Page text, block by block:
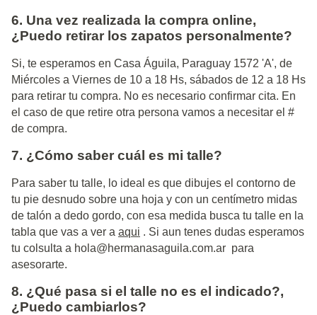
6. Una vez realizada la compra online,
¿Puedo retirar los zapatos personalmente?
Si, te esperamos en Casa Águila, Paraguay 1572 'A', de
Miércoles a Viernes de 10 a 18 Hs, sábados de 12 a 18 Hs
para retirar tu compra. No es necesario confirmar cita. En
el caso de que retire otra persona vamos a necesitar el #
de compra.
7. ¿Cómo saber cuál es mi talle?
Para saber tu talle, lo ideal es que dibujes el contorno de
tu pie desnudo sobre una hoja y con un centímetro midas
de talón a dedo gordo, con esa medida busca tu talle en la
tabla que vas a ver a aqui . Si aun tenes dudas esperamos
tu colsulta a hola@hermanasaguila.com.ar para
asesorarte.
8. ¿Qué pasa si el talle no es el indicado?,
¿Puedo cambiarlos?